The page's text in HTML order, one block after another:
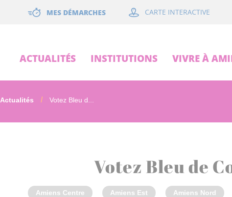
MES DÉMARCHES CARTE INTERACTIVE
ACTUALITÉS INSTITUTIONS VIVRE À
Actualités Votez Bleu d...
Votez Bleu de
Amiens Centre Amiens Est Amiens Nord